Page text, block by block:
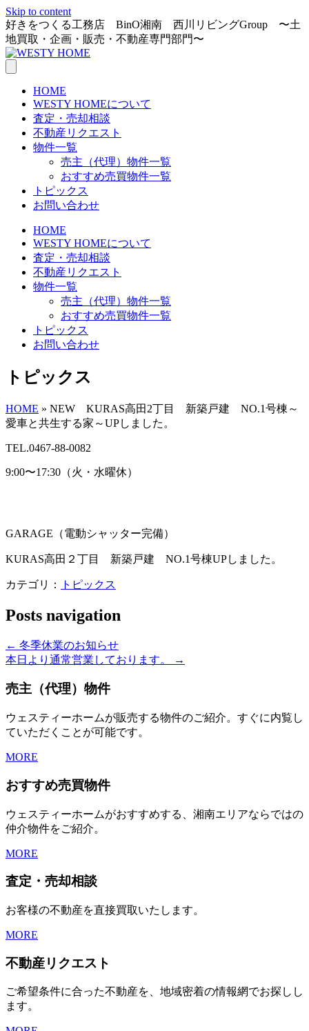
Skip to content
好きをつくる工務店 BinO湘南 西川リビングGroup 〜土
地買取・企画・販売・不動産専門部門〜
HOME
WESTY HOMEについて
査定・売却相談
不動産リクエスト
物件一覧
売主（代理）物件一覧
おすすめ売買物件一覧
トピックス
お問い合わせ
HOME
WESTY HOMEについて
査定・売却相談
不動産リクエスト
物件一覧
売主（代理）物件一覧
おすすめ売買物件一覧
トピックス
お問い合わせ
トピックス
HOME » NEW KURAS高田2丁目 新築戸建 NO.1号棟～
愛車と共生する家～UPしました。
TEL.0467-88-0082
9:00〜17:30（火・水曜休）
GARAGE（電動シャッター完備）
KURAS高田２丁目 新築戸建 NO.1号棟UPしました。
カテゴリ： トピックス
Posts navigation
← 冬季休業のお知らせ
本日より通常営業しております。 →
売主（代理）物件
ウェスティーホームが販売する物件のご紹介。すぐに内覧し
ていただくことが可能です。
MORE
おすすめ売買物件
ウェスティーホームがおすすめする、湘南エリアならではの
仲介物件をご紹介。
MORE
査定・売却相談
お客様の不動産を直接買取いたします。
MORE
不動産リクエスト
ご希望条件に合った不動産を、地域密着の情報網でお探しし
ます。